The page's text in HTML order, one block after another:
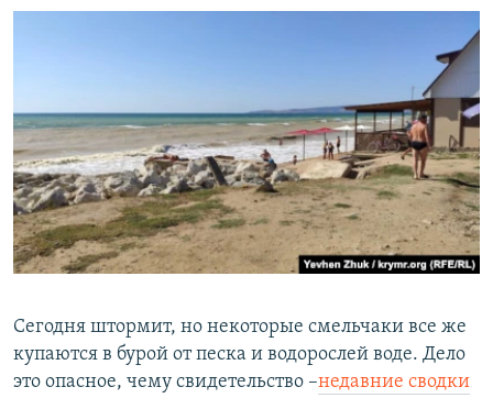
Сегодня штормит, но некоторые смельчаки все же
купаются в бурой от песка и водорослей воде. Дело
это опасное, чему свидетельство –​недавние сводки